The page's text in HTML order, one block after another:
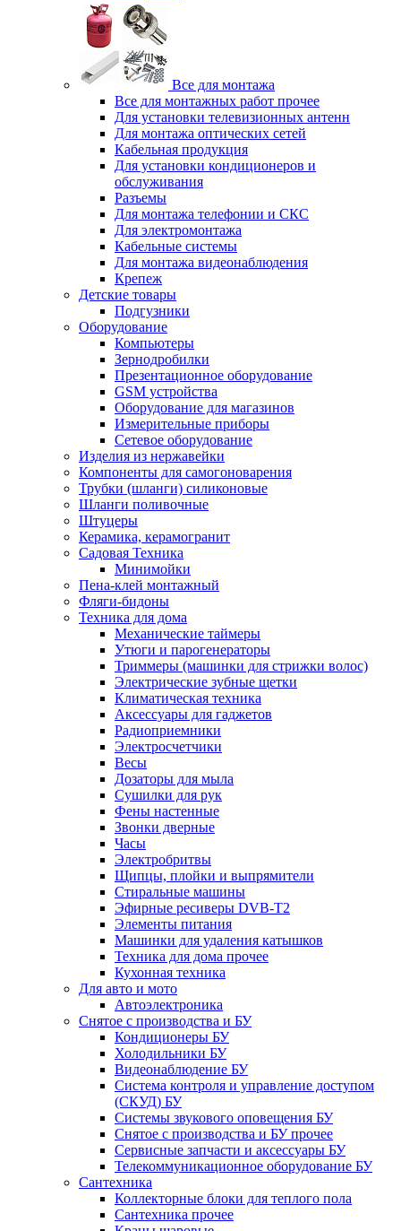
Все для монтажа
Все для монтажных работ прочее
Для установки телевизионных антенн
Для монтажа оптических сетей
Кабельная продукция
Для установки кондиционеров и
обслуживания
Разъемы
Для монтажа телефонии и СКС
Для электромонтажа
Кабельные системы
Для монтажа видеонаблюдения
Крепеж
Детские товары
Подгузники
Оборудование
Компьютеры
Зернодробилки
Презентационное оборудование
GSM устройства
Оборудование для магазинов
Измерительные приборы
Сетевое оборудование
Изделия из нержавейки
Компоненты для самогоноварения
Трубки (шланги) силиконовые
Шланги поливочные
Штуцеры
Керамика, керамогранит
Садовая Техника
Минимойки
Пена-клей монтажный
Фляги-бидоны
Техника для дома
Механические таймеры
Утюги и парогенераторы
Триммеры (машинки для стрижки волос)
Электрические зубные щетки
Климатическая техника
Аксессуары для гаджетов
Радиоприемники
Электросчетчики
Весы
Дозаторы для мыла
Сушилки для рук
Фены настенные
Звонки дверные
Часы
Электробритвы
Щипцы, плойки и выпрямители
Стиральные машины
Эфирные ресиверы DVB-T2
Элементы питания
Машинки для удаления катышков
Техника для дома прочее
Кухонная техника
Для авто и мото
Автоэлектроника
Снятое с производства и БУ
Кондиционеры БУ
Холодильники БУ
Видеонаблюдение БУ
Система контроля и управление доступом
(СКУД) БУ
Системы звукового оповещения БУ
Снятое с производства и БУ прочее
Сервисные запчасти и аксессуары БУ
Телекоммуникационное оборудование БУ
Сантехника
Коллекторные блоки для теплого пола
Сантехника прочее